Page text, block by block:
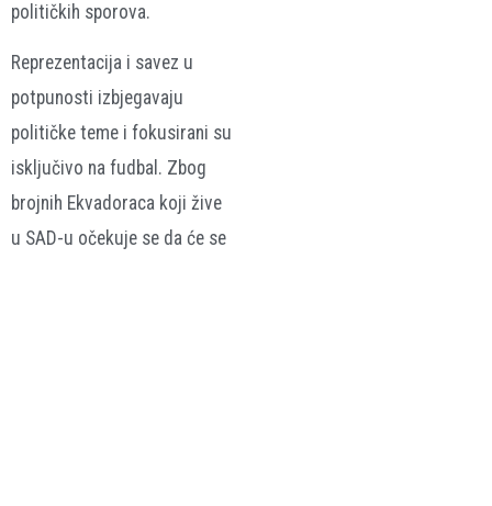
političkih sporova.
Reprezentacija i savez u
potpunosti izbjegavaju
političke teme i fokusirani su
isključivo na fudbal. Zbog
brojnih Ekvadoraca koji žive
u SAD-u očekuje se da će se